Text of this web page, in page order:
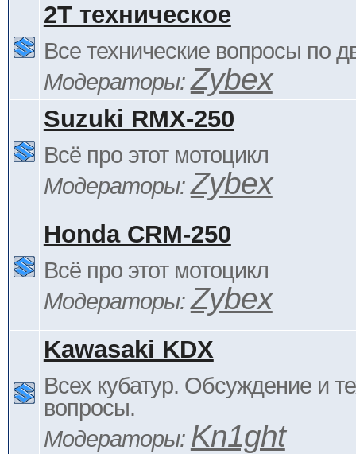
2Т техническое
Все технические вопросы по
Модераторы:Zybex
Suzuki RMX-250
Всё про этот мотоцикл
Модераторы:Zybex
Honda CRM-250
Всё про этот мотоцикл
Модераторы:Zybex
Kawasaki KDX
Всех кубатур. Обсуждение и
вопросы.
Модераторы: Kn1ght